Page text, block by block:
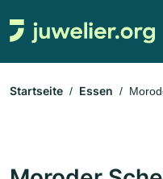
Startseite Essen